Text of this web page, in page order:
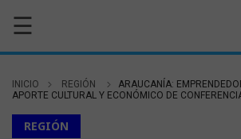
☰
INICIO REGIÓN
ARAUCANÍA:
APORTE CULTURAL Y ECONÓMICO DE
REGIÓN